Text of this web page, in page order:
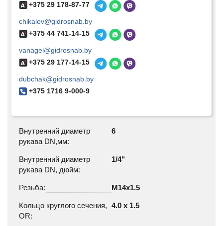
+375 29 178-87-77
chikalov@gidrosnab.by
+375 44 741-14-15
vanagel@gidrosnab.by
+375 29 177-14-15
dubchak@gidrosnab.by
+375 1716 9-000-9
Внутренний диаметр
рукава DN,мм:
6
Внутренний диаметр
рукава DN, дюйм:
1/4"
Резьба: М14х1.5
Кольцо круглого сечения,
OR:
4.0 x 1.5